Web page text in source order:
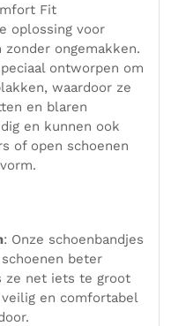
Fit
oplossing voor
ongemakken.
ontworpen om
waardoor ze
en blaren
en kunnen ook
of open schoenen
: Onze schoenbandjes
beter
ze net iets te groot
en comfortabel